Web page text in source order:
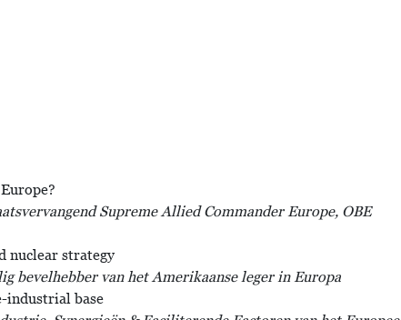
Supreme Allied Commander Europe, OBE
nuclear strategy
bevelhebber van het Amerikaanse leger in Europa
industrial base